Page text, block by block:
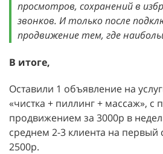
просмотров, сохранений в
звонков. И только после
продвижение тем, где
В итоге,
Оставили 1 объявление на
«чистка + пиллинг + массаж», с
продвижением за 3000р в
среднем 2-3 клиента на первый
2500р.